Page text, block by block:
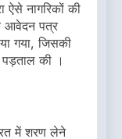
ऐसे नागरिकों की
आवेदन पत्र
गया, जिसकी
पड़ताल की ।
में शरण लेने